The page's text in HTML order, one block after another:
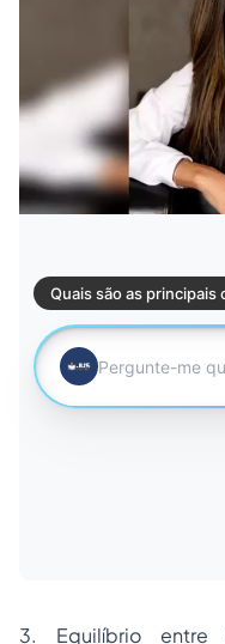
3. Equilíbrio